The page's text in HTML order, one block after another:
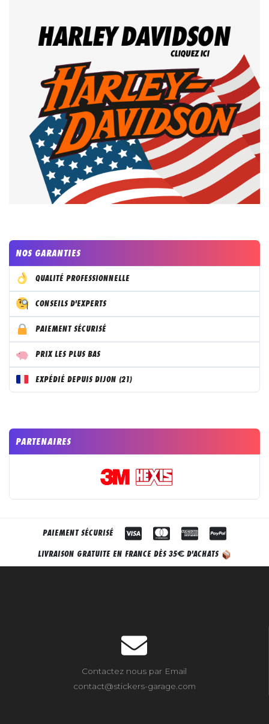
NOS GARANTIES
QUALITÉ PROFESSIONNELLE
CONSEILS D'EXPERTS
PAIEMENT SÉCURISÉ
PRIX LES PLUS BAS
EXPÉDIÉ DEPUIS DIJON (21)
PARTENAIRES
PAIEMENT SÉCURISÉ
LIVRAISON GRATUITE EN FRANCE DÈS 35€ D'ACHATS
Contactez nous par Email
contact@stickers-garage.com